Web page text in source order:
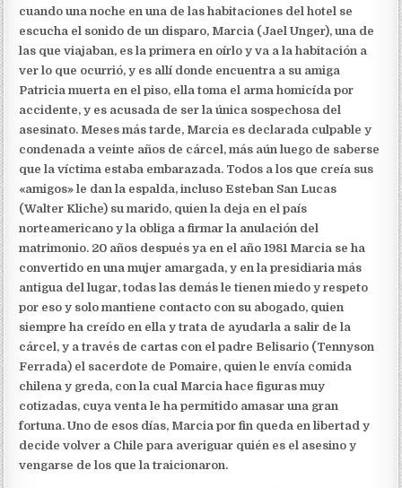
cuando una noche en una de las habitaciones del hotel se
escucha el sonido de un disparo, Marcia (Jael Unger), una de
las que viajaban, es la primera en oírlo y va a la habitación a
ver lo que ocurrió, y es allí donde encuentra a su amiga
Patricia muerta en el piso, ella toma el arma homicída por
accidente, y es acusada de ser la única sospechosa del
asesinato. Meses más tarde, Marcia es declarada culpable y
condenada a veinte años de cárcel, más aún luego de saberse
que la víctima estaba embarazada. Todos a los que creía sus
«amigos» le dan la espalda, incluso Esteban San Lucas
(Walter Kliche) su marido, quien la deja en el país
norteamericano y la obliga a firmar la anulación del
matrimonio. 20 años después ya en el año 1981 Marcia se ha
convertido en una mujer amargada, y en la presidiaria más
antigua del lugar, todas las demás le tienen miedo y respeto
por eso y solo mantiene contacto con su abogado, quien
siempre ha creído en ella y trata de ayudarla a salir de la
cárcel, y a través de cartas con el padre Belisario (Tennyson
Ferrada) el sacerdote de Pomaire, quien le envía comida
chilena y greda, con la cual Marcia hace figuras muy
cotizadas, cuya venta le ha permitido amasar una gran
fortuna. Uno de esos días, Marcia por fin queda en libertad y
decide volver a Chile para averiguar quién es el asesino y
vengarse de los que la traicionaron.